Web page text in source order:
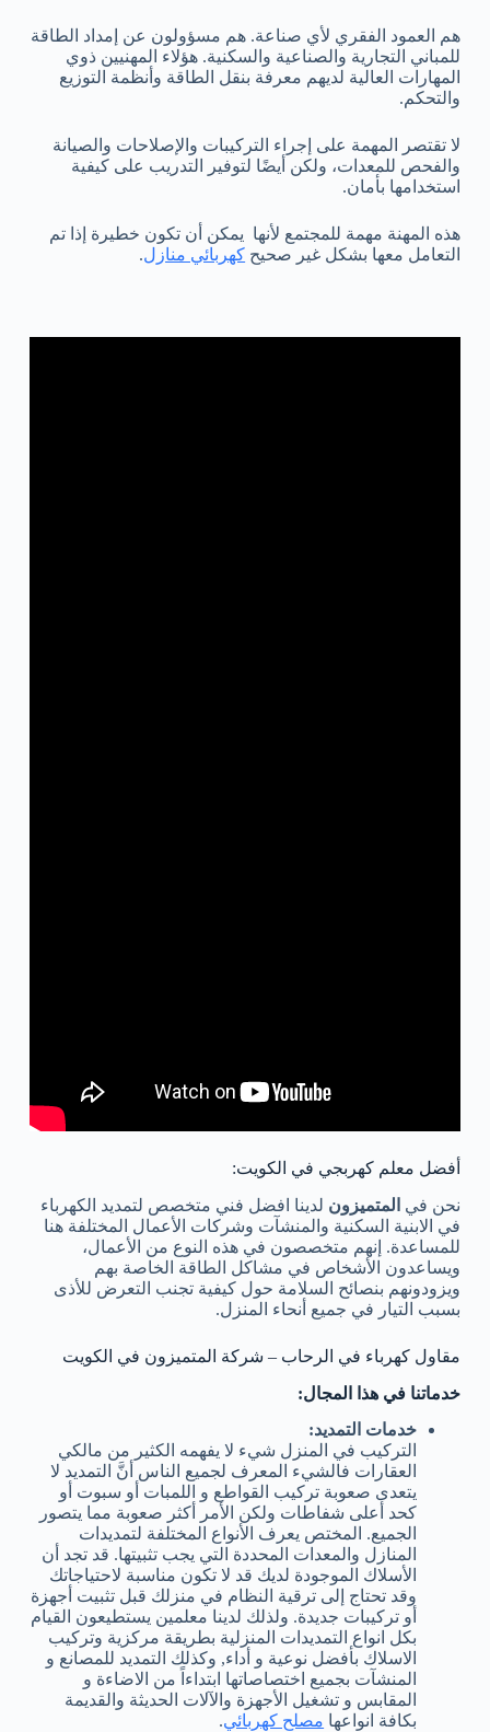
هم العمود الفقري لأي صناعة. هم مسؤولون عن إمداد الطاقة
للمباني التجارية والصناعية والسكنية. هؤلاء المهنيين ذوي
المهارات العالية لديهم معرفة بنقل الطاقة وأنظمة التوزيع
والتحكم.
لا تقتصر المهمة على إجراء التركيبات والإصلاحات والصيانة
والفحص للمعدات، ولكن أيضًا لتوفير التدريب على كيفية
استخدامها بأمان.
هذه المهنة مهمة للمجتمع لأنها يمكن أن تكون خطيرة إذا تم
التعامل معها بشكل غير صحيح كهربائي منازل.
أفضل معلم كهربجي في الكويت:
نحن في المتميزون لدينا افضل فني متخصص لتمديد الكهرباء
في الابنية السكنية والمنشآت وشركات الأعمال المختلفة هنا
للمساعدة. إنهم متخصصون في هذه النوع من الأعمال،
ويساعدون الأشخاص في مشاكل الطاقة الخاصة بهم
ويزودونهم بنصائح السلامة حول كيفية تجنب التعرض للأذى
بسبب التيار في جميع أنحاء المنزل.
مقاول كهرباء في الرحاب – شركة المتميزون في الكويت
خدماتنا في هذا المجال:
خدمات التمديد:
التركيب في المنزل شيء لا يفهمه الكثير من مالكي
العقارات فالشيء المعرف لجميع الناس أنَّ التمديد لا
يتعدى صعوبة تركيب القواطع و اللمبات أو سبوت أو
كحد أعلى شفاطات ولكن الأمر أكثر صعوبة مما يتصور
الجميع. المختص يعرف الأنواع المختلفة لتمديدات
المنازل والمعدات المحددة التي يجب تثبيتها. قد تجد أن
الأسلاك الموجودة لديك قد لا تكون مناسبة لاحتياجاتك
وقد تحتاج إلى ترقية النظام في منزلك قبل تثبيت أجهزة
أو تركيبات جديدة. ولذلك لدينا معلمين يستطيعون القيام
بكل انواع التمديدات المنزلية بطريقة مركزية وتركيب
الاسلاك بأفضل نوعية و أداء, وكذلك التمديد للمصانع و
المنشآت بجميع اختصاصاتها ابتداءاً من الاضاءة و
المقابس و تشغيل الأجهزة والآلات الحديثة والقديمة
بكافة انواعها مصلح كهربائي.